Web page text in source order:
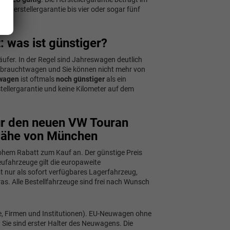
Herstellergarantie bis vier oder sogar fünf
was ist günstiger?
In der Regel sind Jahreswagen deutlich
und Sie können nicht mehr von
ist oftmalsnoch günstigerals ein
und keine Kilometer auf dem
neuen VW Touran
von München
Rabatt zum Kauf an. Der günstige Preis
gilt die europaweite
nur als sofort verfügbares Lagerfahrzeug,
Alle Bestellfahrzeuge sind frei nach Wunsch
Firmen und Institutionen). EU-Neuwagen ohne
sind erster Halter des Neuwagens. Die